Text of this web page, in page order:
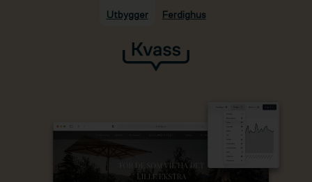
Hopp til hovedinnhold
Utbygger Ferdighus